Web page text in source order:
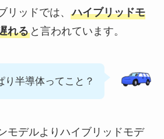
リッドでは、 ハイブリッドモ
れると言われています。
り半導体ってこと？
モデルよりハイブリッドモデ